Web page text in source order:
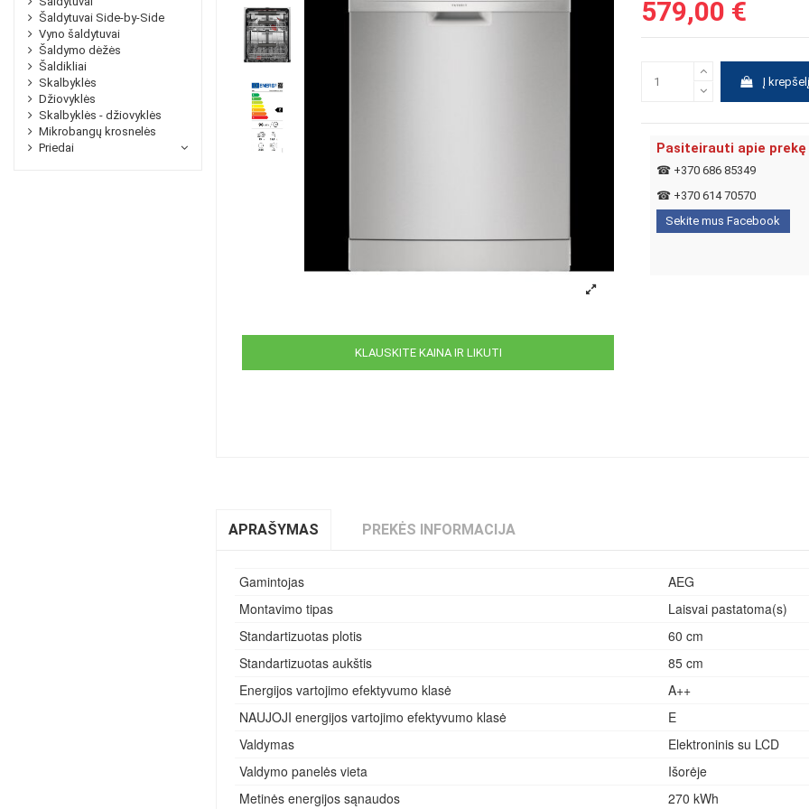
KLAUSKITE KAINA IR LIKUTI
579,00 €
Į krepšelį
Pasiteirauti apie prekę
☎ +370 686 85349
☎ +370 614 70570
Sekite mus Facebook
APRAŠYMAS PREKĖS INFORMACIJA
Gamintojas
AEG
Montavimo tipas
Laisvai pastatoma(s)
Standartizuotas plotis
60 cm
Standartizuotas aukštis
85 cm
Energijos vartojimo efektyvumo klasė
A++
NAUJOJI energijos vartojimo efektyvumo klasė
E
Valdymas
Elektroninis su LCD
Valdymo panelės vieta
Išorėje
Metinės energijos sąnaudos
270 kWh
Šaldytuvai Side-by-Side
Vyno šaldytuvai
Šaldymo dėžės
Šaldikliai
Skalbyklės
Džiovyklės
Skalbyklės - džiovyklės
Mikrobangų krosnelės
Priedai